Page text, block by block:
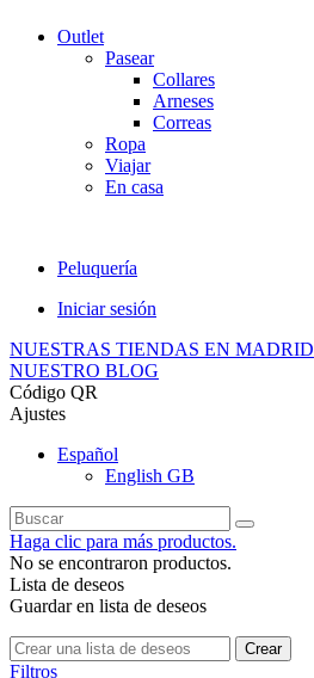
Outlet
Pasear
Collares
Arneses
Correas
Ropa
Viajar
En casa
Peluquería
Iniciar sesión
NUESTRAS TIENDAS EN MADRID
NUESTRO BLOG
Código QR
Ajustes
Español
English GB
Haga clic para más productos.
No se encontraron productos.
Lista de deseos
Guardar en lista de deseos
Crear
Filtros